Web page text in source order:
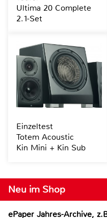
Neu im Shop
ePaper Jahres-Archive,
Ultima 20 Complete
2.1-Set
Einzeltest
Totem Acoustic
Kin Mini + Kin Sub